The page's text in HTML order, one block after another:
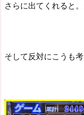
さらに出てくれると
そして反対にこうも考